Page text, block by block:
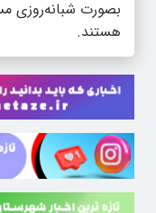
بصورت شبانه‌روزی
هستند.